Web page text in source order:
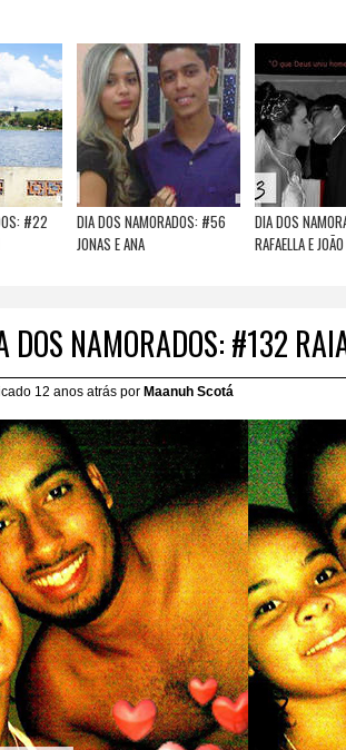
#22
DIA DOS NAMORADOS: #56
JONAS E ANA
DIA DOS
RAFAELLA E JOÃO
DOS NAMORADOS: #132
12 anos atrás por Maanuh Scotá